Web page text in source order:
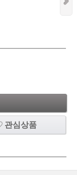
관심상품